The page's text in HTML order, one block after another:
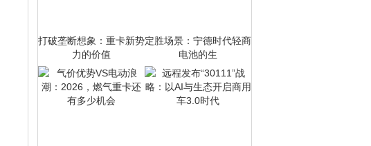
打破垄断想象：重卡新势
力的价值
定胜场景：宁德时代轻商
电池的生